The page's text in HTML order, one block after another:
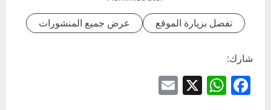
تفضل بزيارة الموقع عرض جميع المنشورات
شارك:
Facebook
WhatsApp
X